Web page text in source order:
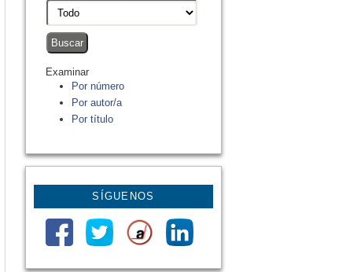
Examinar
Por número
Por autor/a
Por título
SÍGUENOS